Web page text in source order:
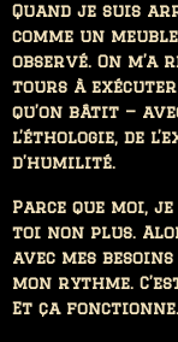
Quand je suis
comme un
observé. On m’a
tours à exécuter
qu’on bâtit —
l’éthologie, de
d’humilité.
Parce que moi,
toi non plus.
avec mes
mon rythme.
Et ça fonctionne.